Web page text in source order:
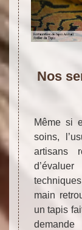
Nos
Même si
soins,
artisans
main
un tapis